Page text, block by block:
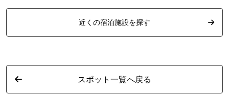
近くの宿泊施設を探す
スポット一覧へ戻る